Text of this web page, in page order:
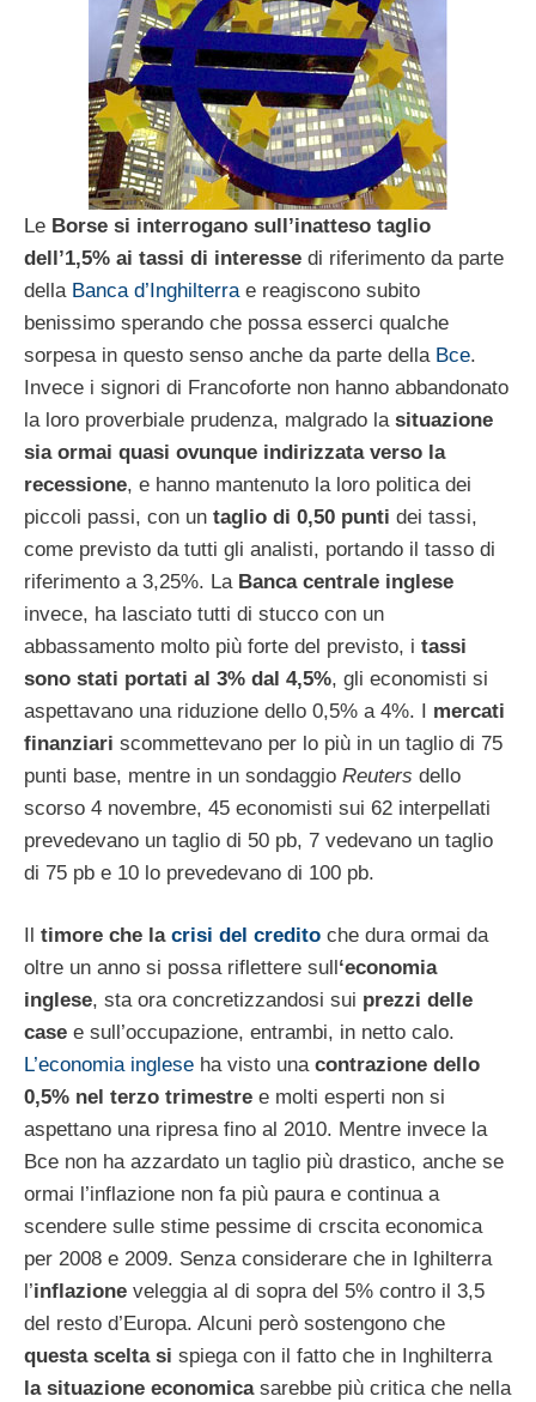
Le Borse si interrogano sull’inatteso taglio
dell’1,5% ai tassi di interesse di riferimento da parte
della Banca d’Inghilterrae reagiscono subito
benissimo sperando che possa esserci qualche
sorpesa in questo senso anche da parte della Bce.
Invece i signori di Francoforte non hanno abbandonato
la loro proverbiale prudenza, malgrado la situazione
sia ormai quasi ovunque indirizzata verso la
recessione, e hanno mantenuto la loro politica dei
piccoli passi, con un taglio di 0,50 punti dei tassi,
come previsto da tutti gli analisti, portando il tasso di
riferimento a 3,25%. La Banca centrale inglese
invece, ha lasciato tutti di stucco con un
abbassamento molto più forte del previsto, i tassi
sono stati portati al 3% dal 4,5%, gli economisti si
aspettavano una riduzione dello 0,5% a 4%. I mercati
finanziari scommettevano per lo più in un taglio di 75
punti base, mentre in un sondaggio Reuters dello
scorso 4 novembre, 45 economisti sui 62 interpellati
prevedevano un taglio di 50 pb, 7 vedevano un taglio
di 75 pb e 10 lo prevedevano di 100 pb.
timore che la crisi del credito che dura ormai da
oltre un anno si possa riflettere sull ‘economia
inglese, sta ora concretizzandosi sui prezzi delle
case e sull’occupazione, entrambi, in netto calo.
L’economia inglese ha visto unacontrazione dello
0,5% nel terzo trimestre e molti esperti non si
aspettano una ripresa fino al 2010. Mentre invece la
Bce non ha azzardato un taglio più drastico, anche se
ormai l’inflazione non fa più paura e continua a
scendere sulle stime pessime di crscita economica
per 2008 e 2009. Senza considerare che in Ighilterra
l’inflazione veleggia al di sopra del 5% contro il 3,5
del resto d’Europa. Alcuni però sostengono che
questa scelta si spiega con il fatto che in Inghilterra
la situazione economicasarebbe più critica che nella